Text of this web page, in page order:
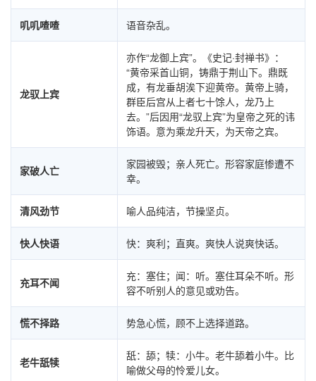
叽叽喳喳 语音杂乱。
龙驭上宾
亦作“龙御上宾”。《史记·封禅书》：
“黄帝采首山铜，铸鼎于荆山下。鼎既
成，有龙垂胡涘下迎黄帝。黄帝上骑，
群臣后宫从上者七十馀人，龙乃上
去。”后因用“龙驭上宾”为皇帝之死的讳
饰语。意为乘龙升天，为天帝之宾。
家破人亡
家园被毁；亲人死亡。形容家庭惨遭不
幸。
清风劲节 喻人品纯洁，节操坚贞。
快人快语 快：爽利；直爽。爽快人说爽快话。
充耳不闻
充：塞住；闻：听。塞住耳朵不听。形
容不听别人的意见或劝告。
慌不择路 势急心慌，顾不上选择道路。
老牛舐犊
舐：舔；犊：小牛。老牛舔着小牛。比
喻做父母的怜爱儿女。